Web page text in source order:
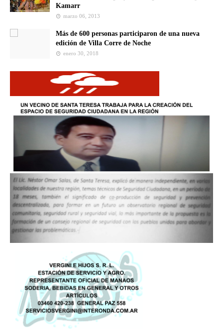
Kamarr
marzo 06, 2013
Más de 600 personas participaron de una nueva
edición de Villa Corre de Noche
enero 30, 2018